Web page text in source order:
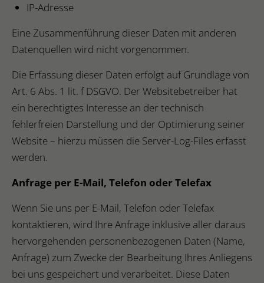
IP-Adresse
Eine Zusammenführung dieser Daten mit anderen
Datenquellen wird nicht vorgenommen.
Die Erfassung dieser Daten erfolgt auf Grundlage von
Art. 6 Abs. 1 lit. f DSGVO. Der Websitebetreiber hat
ein berechtigtes Interesse an der technisch
fehlerfreien Darstellung und der Optimierung seiner
Website – hierzu müssen die Server-Log-Files erfasst
werden.
Anfrage per E-Mail, Telefon oder Telefax
Wenn Sie uns per E-Mail, Telefon oder Telefax
kontaktieren, wird Ihre Anfrage inklusive aller daraus
hervorgehenden personenbezogenen Daten (Name,
Anfrage) zum Zwecke der Bearbeitung Ihres Anliegens
bei uns gespeichert und verarbeitet. Diese Daten